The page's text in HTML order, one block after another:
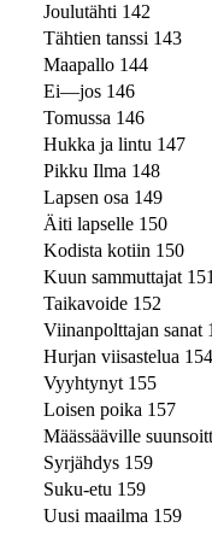
Joulutähti 142
Tähtien tanssi 143
Maapallo 144
Ei—jos 146
Tomussa 146
Hukka ja lintu 147
Pikku Ilma 148
Lapsen osa 149
Äiti lapselle 150
Kodista kotiin 150
Kuun sammuttajat 151
Taikavoide 152
Viinanpolttajan sanat
Hurjan viisastelua 154
Vyyhtynyt 155
Loisen poika 157
Määssääville
Syrjähdys 159
Suku-etu 159
Uusi maailma 159